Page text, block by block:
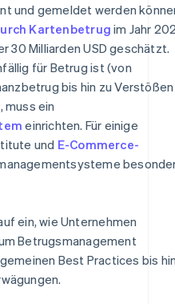
und gemeldet werden
Kartenbetrug im Jahr
30 Milliarden USD geschätzt.
für Betrug ist (von
bis hin zu Verstößen
muss ein
einrichten. Für einige
und E-Commerce-
ein, wie Unternehmen
Betrugsmanagement
Best Practices bis